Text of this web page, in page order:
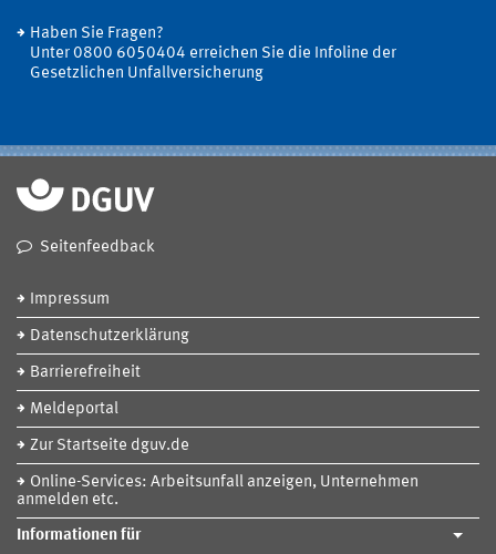
Haben Sie Fragen?
Unter 0800 6050404 erreichen Sie die Infoline der
Gesetzlichen Unfallversicherung
Seitenfeedback
Impressum
Datenschutzerklärung
Barrierefreiheit
Meldeportal
Zur Startseite dguv.de
Online-Services: Arbeitsunfall anzeigen, Unternehmen
anmelden etc.
Informationen für